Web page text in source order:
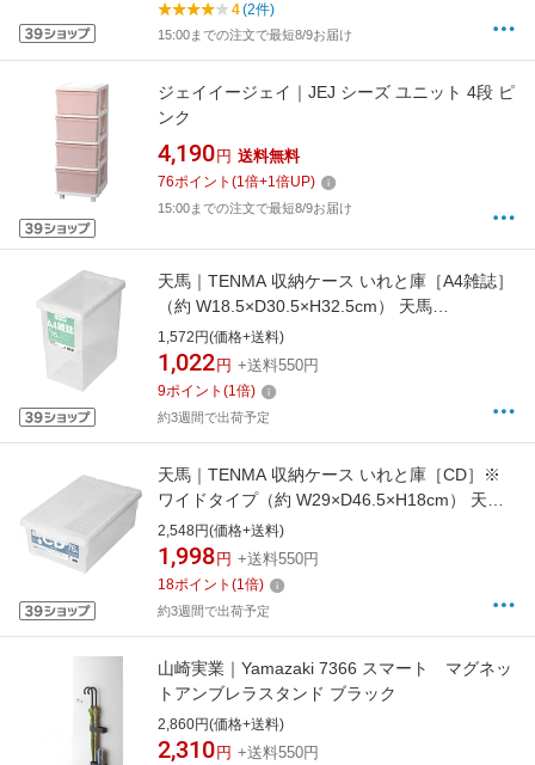
4(2件)
15:00までの注文で最短8/9お届け
ジェイイージェイ｜JEJ シーズ ユニット 4段 ピ
ンク
4,190 円 送料無料
76ポイント (1倍+1倍UP)
15:00までの注文で最短8/9お届け
天馬｜TENMA 収納ケース いれと庫［A4雑誌］
（約 W18.5×D30.5×H32.5cm） 天馬
（TENMA） オールクリア 110000975
1,572円(価格+送料)
1,022 円 +送料550円
9ポイント (1倍)
約3週間で出荷予定
天馬｜TENMA 収納ケース いれと庫［CD］※
ワイドタイプ（約 W29×D46.5×H18cm） 天馬
（TENMA） オールクリア 110005233
2,548円(価格+送料)
1,998 円 +送料550円
18ポイント (1倍)
約3週間で出荷予定
山崎実業｜Yamazaki 7366 スマート マグネッ
トアンブレラスタンド ブラック
2,860円(価格+送料)
2,310 円 +送料550円